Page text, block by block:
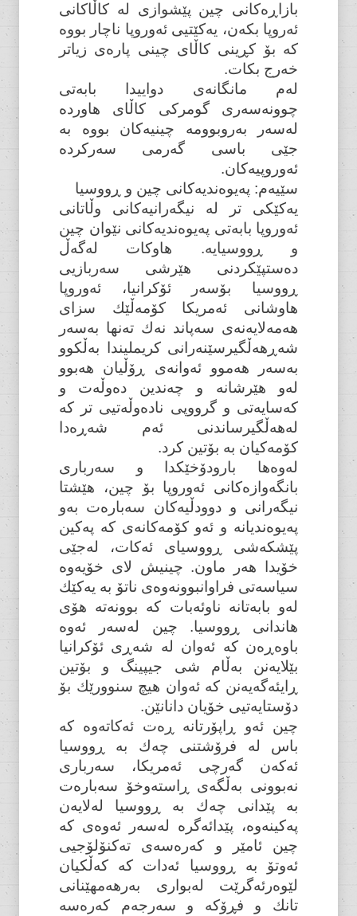
بازاڕەکانی چین پێشوازی لە کاڵاکانی
ئەروپا بکەن، یەکێتیی ئەوروپا ناچار بووە
کە بۆ کڕینی کاڵای چینی پارەی زیاتر
خەرج بکات.
لەم مانگانەی دواییدا بابەتی
چوونەسەری گومرکی کاڵای هاوردە
لەسەر بەروبوومە چینیەکان بووە بە
جێی باسی گەرمی سەرکردە
ئەوروپیەکان.
سێیەم: پەیوەندیەکانی چین و ڕووسیا
یەکێکی تر لە نیگەرانیەکانی وڵاتانی
ئەوروپا بابەتی پەیوەندیەکانی نێوان چین
و ڕووسیایە. هاوکات لەگەڵ
دەستپێکردنی هێرشی سەربازیی
ڕووسیا بۆسەر ئۆکرانیا، ئەوروپا
هاوشانی ئەمریکا کۆمەڵێك سزای
هەمەلایەنەی سەپاند نەك تەنها بەسەر
شەڕهەڵگیرسێنەرانی کریملیندا بەڵکوو
بەسەر هەموو ئەوانەی ڕۆڵیان هەبوو
لەو هێرشانە و چەندین دەوڵەت و
کەسایەتی و گرووپی نادەوڵەتیی تر کە
لەهەڵگیرساندنی ئەم شەڕەدا
کۆمەکیان بە بۆتین کرد.
لەوەها بارودۆخێکدا و سەرباری
بانگەوازەکانی ئەوروپا بۆ چین، هێشتا
نیگەرانی و دوودڵیەکان سەبارەت بەو
پەیوەندیانە و ئەو کۆمەکانەی کە پەکین
پێشکەشی ڕووسیای ئەکات، لەجێی
خۆیدا هەر ماون. چینیش لای خۆیەوە
سیاسەتی فراوانبوونەوەی ناتۆ بە یەکێك
لەو بابەتانە ناوئەبات کە بوونەتە هۆی
هاندانی ڕووسیا. چین لەسەر ئەوە
باوەڕەن کە ئەوان لە شەڕی ئۆکرانیا
بێلایەنن بەڵام شی جیپینگ و بۆتین
ڕایئەگەیەنن کە ئەوان هیچ سنوورێك بۆ
دۆستایەتیی خۆیان دانانێن.
چین ئەو ڕاپۆرتانە ڕەت ئەکاتەوە کە
باس لە فرۆشتنی چەك بە ڕووسیا
ئەکەن گەرچی ئەمریکا، سەرباری
نەبوونی بەڵگەی ڕاستەوخۆ سەبارەت
بە پێدانی چەك بە ڕووسیا لەلایەن
پەکینەوە، پێدائەگرە لەسەر ئەوەی کە
چین ئامێر و کەرەسەی تەکنۆلۆجیی
ئەوتۆ بە ڕووسیا ئەدات کە کەڵکیان
لێوەرئەگرێت لەبواری بەرهەمهێنانی
تانك و فڕۆکە و سەرجەم کەرەسە